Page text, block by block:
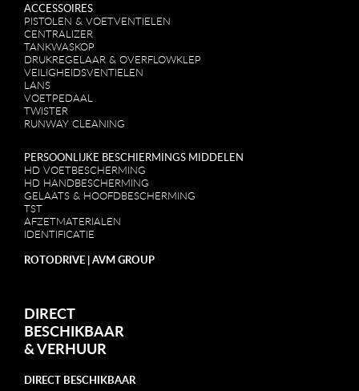
ACCESSOIRES
PISTOLEN & VOETVENTIELEN
CENTRALIZER
TANKWASKOP
DRUKREGELAAR & OVERFLOWKLEP
VEILIGHEIDSVENTIELEN
LANS
VOETPEDAAL
TWISTER
RUNWAY CLEANING
PERSOONLIJKE BESCHIERMINGS MIDDELEN
HD VOETBESCHERMING
HD HANDBESCHERMING
GELAATS & HOOFDBESCHERMING
TST
AFZETMATERIALEN
IDENTIFICATIE
ROTODRIVE | AVM GROUP
DIRECT
BESCHIKBAAR
&VERHUUR
DIRECT BESCHIKBAAR